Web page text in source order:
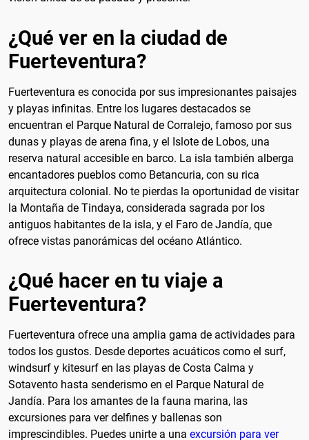
¿Qué ver en la ciudad de
Fuerteventura?
Fuerteventura es conocida por sus impresionantes paisajes
y playas infinitas. Entre los lugares destacados se
encuentran el Parque Natural de Corralejo, famoso por sus
dunas y playas de arena fina, y el Islote de Lobos, una
reserva natural accesible en barco. La isla también alberga
encantadores pueblos como Betancuria, con su rica
arquitectura colonial. No te pierdas la oportunidad de visitar
la Montaña de Tindaya, considerada sagrada por los
antiguos habitantes de la isla, y el Faro de Jandía, que
ofrece vistas panorámicas del océano Atlántico.
¿Qué hacer en tu viaje a
Fuerteventura?
Fuerteventura ofrece una amplia gama de actividades para
todos los gustos. Desde deportes acuáticos como el surf,
windsurf y kitesurf en las playas de Costa Calma y
Sotavento hasta senderismo en el Parque Natural de
Jandía. Para los amantes de la fauna marina, las
excursiones para ver delfines y ballenas son
imprescindibles. Puedes unirte a una excursión para ver